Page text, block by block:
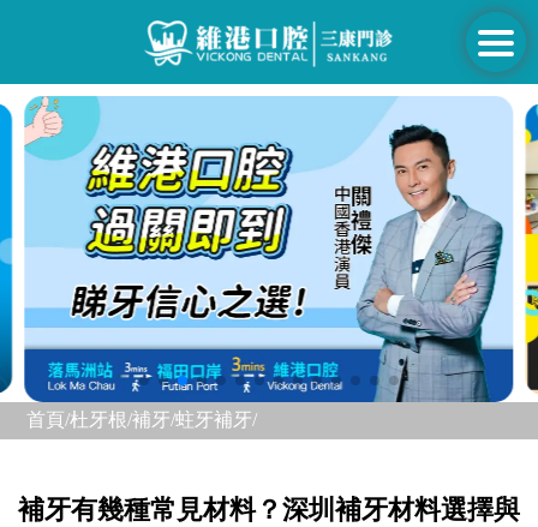
首頁/杜牙根/補牙/蛀牙補牙/
補牙有幾種常見材料？深圳補牙材料選擇與